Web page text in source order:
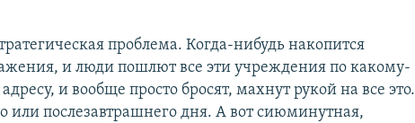
проблема. Когда-нибудь накопится
и люди пошлют все эти учреждения по какому-
и вообще просто бросят, махнут рукой на все это.
или послезавтрашнего дня. А вот сиюминутная,